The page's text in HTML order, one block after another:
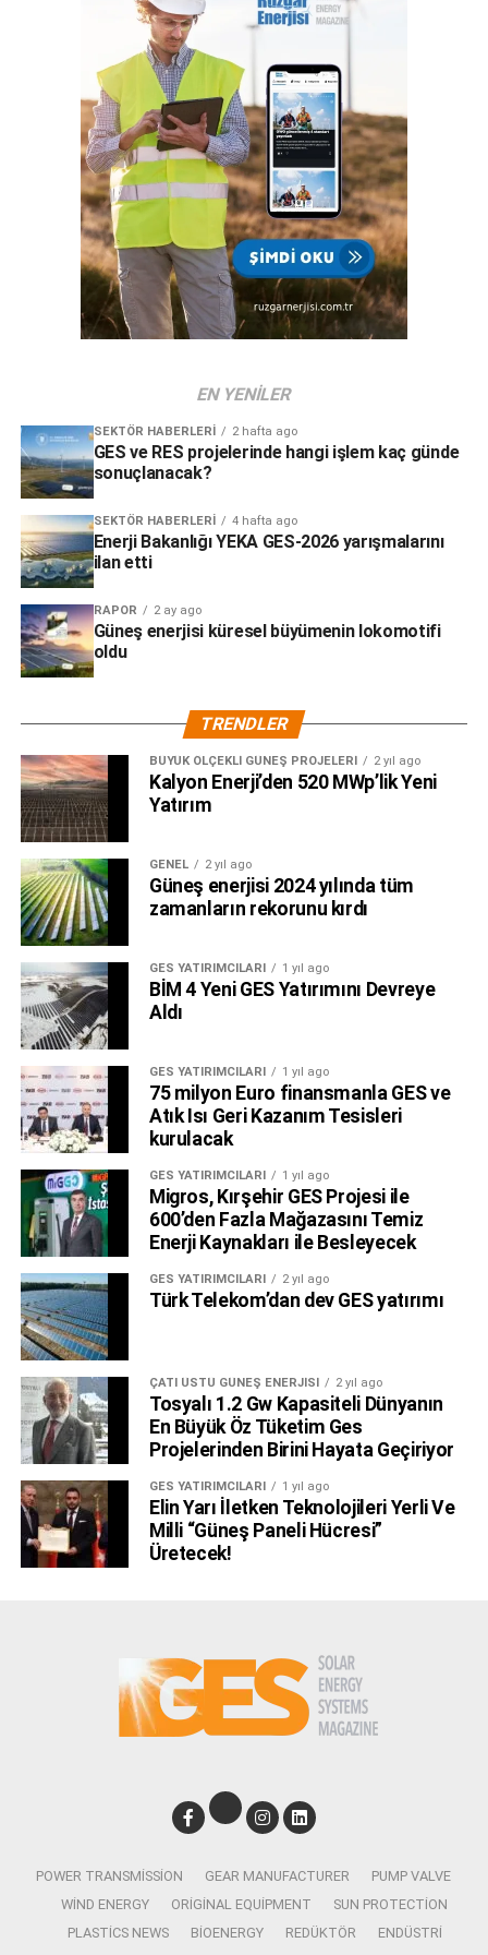
dekarbonizasyon bu stratejinin en önemli bileşenleri
arasında yer alıyor. Gebze’deki yeni güneş enerjisi tesisimiz
bu vizyonun en güncel ve somut örneği. 2023 karbon nötr
olma hedefi kapsamında son beş yılda attığımız adımlarla
yüzde 20 enerji tasarrufu elde ettik. Kartal ve Gebze
kampüslerimizde ihtiyaç duyduğumuz enerjinin yüzde
100’ünü yenilenebilir enerji kaynaklarından sağlıyoruz.
Gezegenimizin geleceğine destek olan çözümler
geliştirmeye ve sürdürülebilirlik odağındaki yatırımlarımıza
devam edeceğiz” dedi.
Sadece güneşten değil yerden yansıyan ışınım da
üretime kazandırılıyor
ÇEMAŞ Döküm Sanayi Güneş Enerji Santrali’nde, HT
markalı 400W Bifacial güneş panelleri kullanıldığını aktaran
Emre Kulaç,“Çift taraflı üretim yapabilen bifacial güneş
panellerimiz sayesinde ön yüzeydeki üretime ek olarak,
zeminden yansıyan ışınımlar ile arka yüzeyden de üretim
yaparak güneş enerjisi santralinin verimliliğine katkıda
bulunuyoruz. Yüksek çıkış gücü sağlayan güneş
panellerimizle en etkili enerji üretimini sağlıyor ve
EN YENILER
SEKTÖR HABERLERI 2 hafta ago
GES ve RES projelerinde hangi işlem kaç günde
sonuçlanacak?
SEKTÖR HABERLERI 4 hafta ago
Enerji Bakanlığı YEKA GES-2026 yarışmalarını
ilan etti
RAPOR 2 ay ago
Güneş enerjisi küresel büyümenin lokomotifi
oldu
TRENDLER
BÜYÜK ÖLÇEKLI GÜNEŞ PROJELERI 2 yıl ago
Kalyon Enerji’den 520 MWp’lik Yeni
Yatırım
GENEL 2 yıl ago
Güneş enerjisi 2024 yılında tüm
zamanların rekorunu kırdı
GES YATIRIMCILARI 1 yıl ago
BİM 4 Yeni GES Yatırımını Devreye
Aldı
GES YATIRIMCILARI 1 yıl ago
75 milyon Euro finansmanla GES ve
Atık Isı Geri Kazanım Tesisleri
kurulacak
GES YATIRIMCILARI 1 yıl ago
Migros, Kırşehir GES Projesi ile
600’den Fazla Mağazasını Temiz
Enerji Kaynakları ile Besleyecek
GES YATIRIMCILARI 2 yıl ago
Türk Telekom’dan dev GES yatırımı
ÇATI ÜSTÜ GÜNEŞ ENERJISI 2 yıl ago
Tosyalı 1.2 Gw Kapasiteli Dünyanın
En Büyük Öz Tüketim Ges
Projelerinden Birini Hayata Geçiriyor
GES YATIRIMCILARI 1 yıl ago
Elin Yarı İletken Teknolojileri Yerli Ve
Milli “Güneş Paneli Hücresi”
Üretecek!
POWER TRANSMISSION GEAR MANUFACTURER
PUMP VALVE
WIND ENERGY
ORIGINAL EQUIPMENT
SUN PROTECTION
PLASTICS NEWS
BIOENERGY REDÜKTÖR
ENDÜSTRI